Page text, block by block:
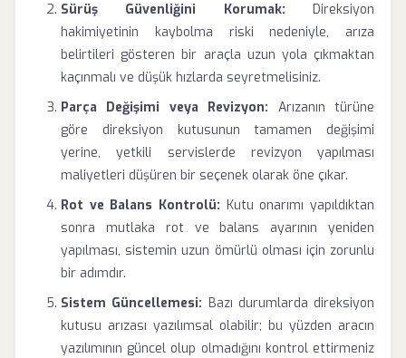
Sürüş Güvenliğini Korumak: Direksiyon
hakimiyetinin kaybolma riski nedeniyle, arıza
belirtileri gösteren bir araçla uzun yola çıkmaktan
kaçınmalı ve düşük hızlarda seyretmelisiniz.
Parça Değişimi veya Revizyon: Arızanın türüne
göre direksiyon kutusunun tamamen değişimi
yerine, yetkili servislerde revizyon yapılması
maliyetleri düşüren bir seçenek olarak öne çıkar.
Rot ve Balans Kontrolü: Kutu onarımı yapıldıktan
sonra mutlaka rot ve balans ayarının yeniden
yapılması, sistemin uzun ömürlü olması için zorunlu
bir adımdır.
Sistem Güncellemesi: Bazı durumlarda direksiyon
kutusu arızası yazılımsal olabilir; bu yüzden aracın
yazılımının güncel olup olmadığını kontrol ettirmeniz